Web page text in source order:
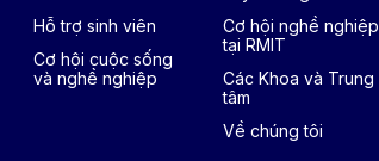
Hỗ trợ sinh viên
Cơ hội cuộc sống
và nghề nghiệp
Cơ hội nghề nghiệp
tại RMIT
Các Khoa và Trung
tâm
Về chúng tôi